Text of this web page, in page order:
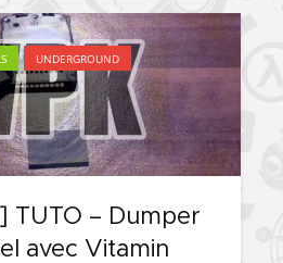
UNDERGROUND
TUTO – Dumper
avec Vitamin